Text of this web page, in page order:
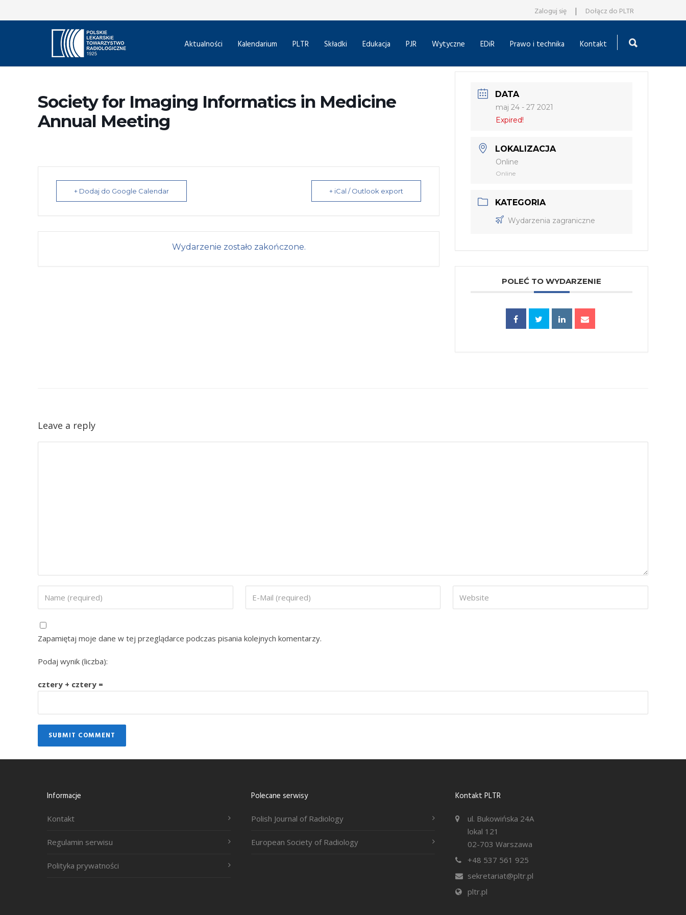
Zaloguj się | Dołącz do PLTR
Aktualności Kalendarium PLTR Składki Edukacja PJR Wytyczne EDiR Prawo i technika Kontakt
Society for Imaging Informatics in Medicine
Annual Meeting
+ Dodaj do Google Calendar + iCal / Outlook export
Wydarzenie zostało zakończone.
DATA
maj 24 - 27 2021
Expired!
LOKALIZACJA
Online
Online
KATEGORIA
Wydarzenia zagraniczne
POLEĆ TO WYDARZENIE
Leave a reply
Zapamiętaj moje dane w tej przeglądarce podczas pisania kolejnych komentarzy.
Podaj wynik (liczba):
cztery + cztery =
Informacje
Kontakt
Regulamin serwisu
Polityka prywatności
Polecane serwisy
Polish Journal of Radiology
European Society of Radiology
Kontakt PLTR
ul. Bukowińska 24A
lokal 121
02-703 Warszawa
+48 537 561 925
sekretariat@pltr.pl
pltr.pl